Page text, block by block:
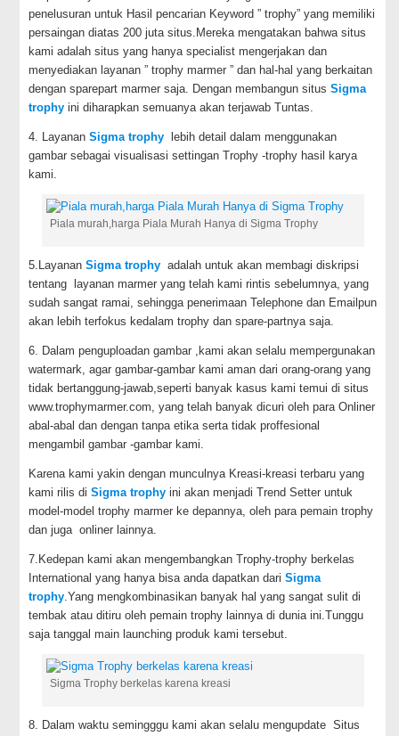
penelusuran untuk Hasil pencarian Keyword ” trophy” yang memiliki
persaingan diatas 200 juta situs.Mereka mengatakan bahwa situs
kami adalah situs yang hanya specialist mengerjakan dan
menyediakan layanan ” trophy marmer ” dan hal-hal yang berkaitan
dengan sparepart marmer saja. Dengan membangun situsSigma
trophy ini diharapkan semuanya akan terjawab Tuntas.
4. LayananSigma trophy lebih detail dalam menggunakan
gambar sebagai visualisasi settingan Trophy -trophy hasil karya
kami.
Piala murah,harga Piala Murah Hanya di Sigma Trophy
5.LayananSigma trophy adalah untuk akan membagi diskripsi
tentang layanan marmer yang telah kami rintis sebelumnya, yang
sudah sangat ramai, sehingga penerimaan Telephone dan Emailpun
akan lebih terfokus kedalam trophy dan spare-partnya saja.
6. Dalam penguploadan gambar ,kami akan selalu mempergunakan
watermark, agar gambar-gambar kami aman dari orang-orang yang
tidak bertanggung-jawab,seperti banyak kasus kami temui di situs
www.trophymarmer.com, yang telah banyak dicuri oleh para Onliner
abal-abal dan dengan tanpa etika serta tidak proffesional
mengambil gambar -gambar kami.
Karena kami yakin dengan munculnya Kreasi-kreasi terbaru yang
kami rilis diSigma trophy ini akan menjadi Trend Setter untuk
model-model trophy marmer ke depannya, oleh para pemain trophy
dan juga onliner lainnya.
7.Kedepan kami akan mengembangkan Trophy-trophy berkelas
International yang hanya bisa anda dapatkan dariSigma
trophy.Yang mengkombinasikan banyak hal yang sangat sulit di
tembak atau ditiru oleh pemain trophy lainnya di dunia ini.Tunggu
saja tanggal main launching produk kami tersebut.
Sigma Trophy berkelas karena kreasi
8. Dalam waktu semingggu kami akan selalu mengupdate Situs